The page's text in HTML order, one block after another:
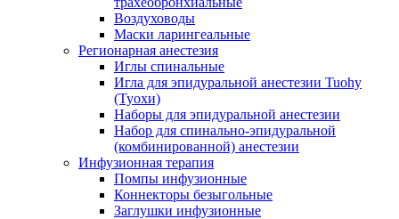
Воздуховоды
Маски ларингеальные
Регионарная анестезия
Иглы спинальные
Игла для эпидуральной анестезии Tuohy
(Туохи)
Наборы для эпидуральной анестезии
Набор для спинально-эпидуральной
(комбинированной) анестезии
Инфузионная терапия
Помпы инфузионные
Коннекторы безыгольные
Заглушки инфузионные